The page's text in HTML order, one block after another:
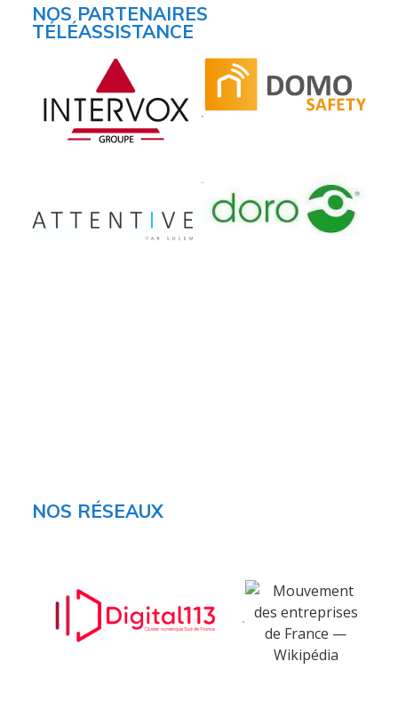
NOS PARTENAIRES
TÉLÉASSISTANCE
NOS RÉSEAUX
Société
Notre équipe
Data Center
Notre démarche RSE
Certifications
Logiciel de téléassistance
ERP Gestion Commerciale
Suivi des intervenants